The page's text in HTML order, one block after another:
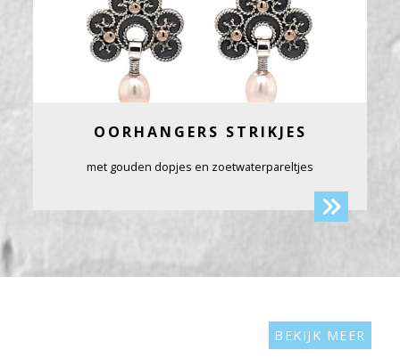
OORHANGERS STRIKJES
met gouden dopjes en zoetwaterpareltjes
BEKIJK MEER